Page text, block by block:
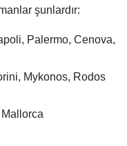
şunlardır:
Palermo, Cenova,
Mykonos, Rodos